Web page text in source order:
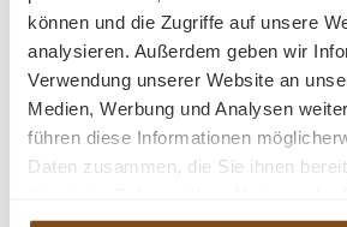
können und die Zugriffe auf unsere
analysieren. Außerdem geben wir
Verwendung unserer Website an
Medien, Werbung und Analysen
führen diese Informationen
Daten zusammen, die Sie ihnen
Stauraum hinter den beiden Türen
gleichzeitig das aufhängen Ihrer
Design dieses Möbelstücks strahlt
und passt sich nahtlos in
ein. Es ist das perfekte Highlight für
sowohl praktische Lösungen als